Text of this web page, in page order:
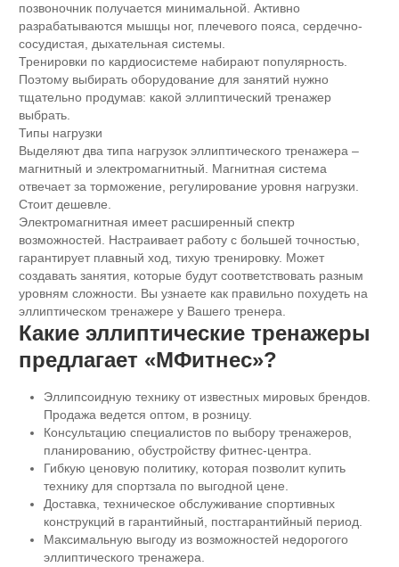
позвоночник получается минимальной. Активно
разрабатываются мышцы ног, плечевого пояса, сердечно-
сосудистая, дыхательная системы.
Тренировки по кардиосистеме набирают популярность.
Поэтому выбирать оборудование для занятий нужно
тщательно продумав: какой эллиптический тренажер
выбрать.
Типы нагрузки
Выделяют два типа нагрузок эллиптического тренажера –
магнитный и электромагнитный. Магнитная система
отвечает за торможение, регулирование уровня нагрузки.
Стоит дешевле.
Электромагнитная имеет расширенный спектр
возможностей. Настраивает работу с большей точностью,
гарантирует плавный ход, тихую тренировку. Может
создавать занятия, которые будут соответствовать разным
уровням сложности. Вы узнаете как правильно похудеть на
эллиптическом тренажере у Вашего тренера.
Какие эллиптические тренажеры
предлагает «МФитнес»?
Эллипсоидную технику от известных мировых брендов.
Продажа ведется оптом, в розницу.
Консультацию специалистов по выбору тренажеров,
планированию, обустройству фитнес-центра.
Гибкую ценовую политику, которая позволит купить
технику для спортзала по выгодной цене.
Доставка, техническое обслуживание спортивных
конструкций в гарантийный, постгарантийный период.
Максимальную выгоду из возможностей недорогого
эллиптического тренажера.